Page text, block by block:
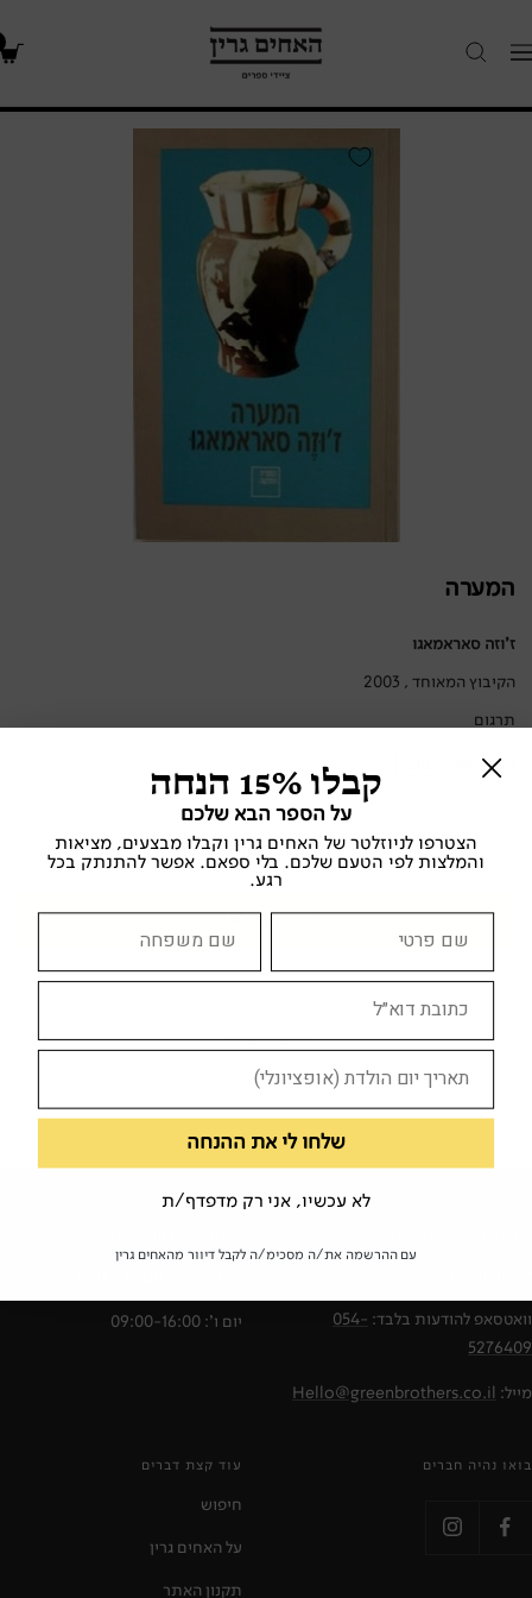
Navigation
האחים
גרין
ספרים
המערה
ז'וזה סאראמאגו
הקיבוץ המאוחד , 2003
תרגום
מצב הספר:
מחיר: 45.00 ₪
הוספה לסל
מילות מפתח:
ספרות פורטוגלית ספרות לטינית
וואטסאפ להודעות בלבד: 054-
5276409
מייל: Hello@greenbrothers.co.il
יום ו': 09:00-16:00
בואו נהיה חברים עוד קצת דברים
חיפוש
על האחים גרין
תקנון האתר
קבלו 15% הנחה
על הספר הבא שלכם
הצטרפו לניוזלטר של האחים גרין וקבלו מבצעים, מציאות
והמלצות לפי הטעם שלכם. בלי ספאם. אפשר להתנתק בכל
רגע.
שלחו לי את ההנחה
לא עכשיו, אני רק מדפדף/ת
עם ההרשמה את/ה מסכימ/ה לקבל דיוור מהאחים גרין